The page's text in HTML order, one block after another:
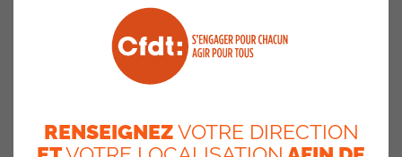
23 février 2022
RENSEIGNEZVOTRE DIRECTION